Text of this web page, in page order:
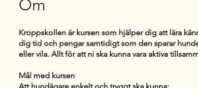
Om
Kroppskollen är kursen som hjälper dig att lära
dig tid och pengar samtidigt som den sparar
eller vila. Allt för att ni ska kunna vara aktiva
Mål med kursen
Att hundägare enkelt och tryggt ska kunna: